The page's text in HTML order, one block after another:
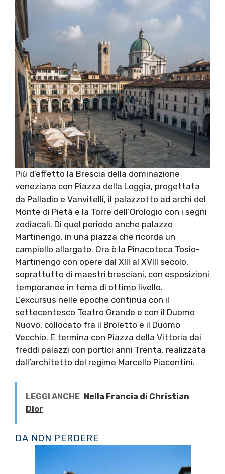
Più d’effetto la Brescia della dominazione
veneziana con Piazza della Loggia, progettata
da Palladio e Vanvitelli, il palazzotto ad archi del
Monte di Pietà e la Torre dell’Orologio con i segni
zodiacali. Di quel periodo anche palazzo
Martinengo, in una piazza che ricorda un
campiello allargato. Ora è la Pinacoteca Tosio-
Martinengo con opere dal XIII al XVIII secolo,
soprattutto di maestri bresciani, con esposizioni
temporanee in tema di ottimo livello.
L’excursus nelle epoche continua con il
settecentesco Teatro Grande e con il Duomo
Nuovo, collocato fra il Broletto e il Duomo
Vecchio. E termina con Piazza della Vittoria dai
freddi palazzi con portici anni Trenta, realizzata
dall’architetto del regime Marcello Piacentini.
LEGGI ANCHE Nella Francia di Christian
Dior
DA NON PERDERE